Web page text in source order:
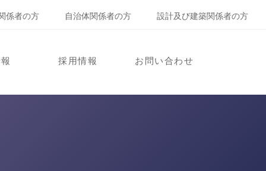
係者の方 自治体関係者の方 設計及び建築関係者の方
採用情報 お問い合わせ